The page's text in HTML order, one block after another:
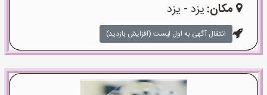
مکان: یزد - یزد
انتقال آگهی به اول لیست (افزایش بازدید)